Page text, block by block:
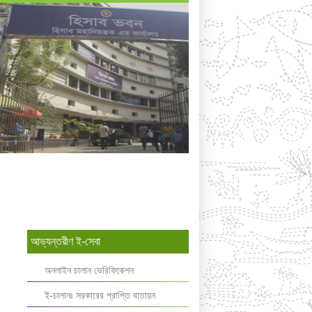
আভ্যন্তরীণ ই-সেবা
অনলাইন চালান ভেরিফিকেশন
ই-চালানঃ সরকারের প্রাপ্তি বাতায়ন